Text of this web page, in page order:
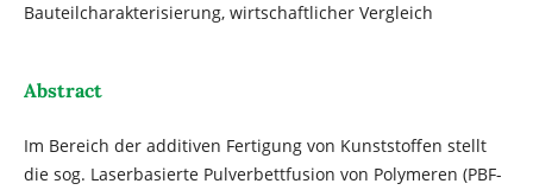
Bauteilcharakterisierung, wirtschaftlicher Vergleich
Abstract
Im Bereich der additiven Fertigung von Kunststoffen stellt
die sog. Laserbasierte Pulverbettfusion von Polymeren (PBF-